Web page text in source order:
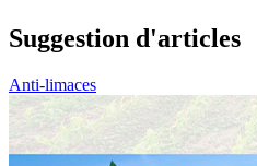
Suggestion d'articles
Anti-limaces